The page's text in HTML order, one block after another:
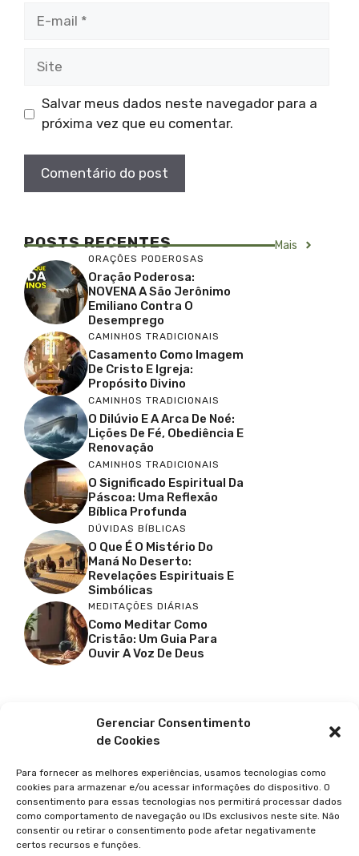
Gerenciar Consentimento
de Cookies
Para fornecer as melhores experiências, usamos tecnologias como
cookies para armazenar e/ou acessar informações do dispositivo. O
consentimento para essas tecnologias nos permitirá processar dados
como comportamento de navegação ou IDs exclusivos neste site. Não
consentir ou retirar o consentimento pode afetar negativamente
certos recursos e funções.
Salvar meus dados neste navegador para a
próxima vez que eu comentar.
POSTS RECENTES Mais
ORAÇÕES PODEROSAS
Oração Poderosa:
NOVENA A São Jerônimo
Emiliano Contra O
Desemprego
CAMINHOS TRADICIONAIS
Casamento Como Imagem
De Cristo E Igreja:
Propósito Divino
CAMINHOS TRADICIONAIS
O Dilúvio E A Arca De Noé:
Lições De Fé, Obediência E
Renovação
CAMINHOS TRADICIONAIS
O Significado Espiritual Da
Páscoa: Uma Reflexão
Bíblica Profunda
DÚVIDAS BÍBLICAS
O Que É O Mistério Do
Maná No Deserto:
Revelações Espirituais E
Simbólicas
MEDITAÇÕES DIÁRIAS
Como Meditar Como
Cristão: Um Guia Para
Ouvir A Voz De Deus
Facebook
Youtube
Pinterest